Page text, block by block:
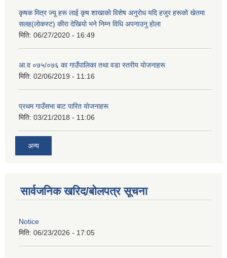
कृषक मित्र ज्यू हरू लाई कृष शाखाकाे विशेष अनुराेध यदि हजुर हरूकाे खेतमा
सलह(लाेकस्ट) कीरा देखियाे भने निम्न विधि अपनाउनु हाेला
मिति: 06/27/2020 - 16:49
आ‍.व ०७५/०७६ का गाउँपालिका तथा वडा स्तरीय याेजनाहरू
मिति: 02/06/2019 - 11:16
प्रथम गाउँसभा बाट पारित याेजनाहरू
मिति: 03/21/2018 - 11:06
अन्य
सार्वजनिक खरिद/बोलपत्र सूचना
Notice
मिति: 06/23/2026 - 17:05